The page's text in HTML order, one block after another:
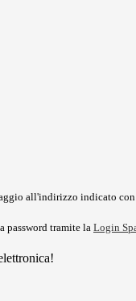
all'indirizzo indicato
password tramite la Login